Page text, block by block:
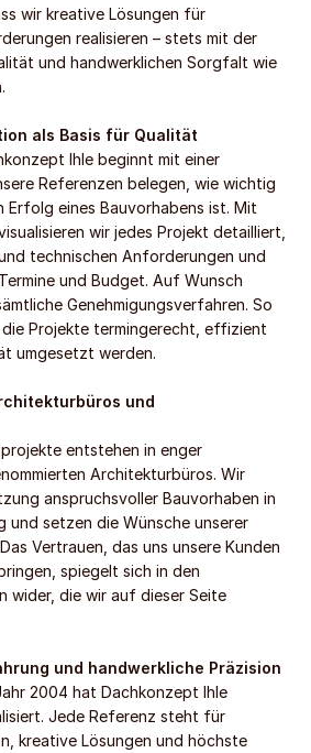
wir kreative Lösungen für
realisieren – stets mit der
und handwerklichen Sorgfalt wie
als Basis für Qualität
Ihle beginnt mit einer
Referenzen belegen, wie wichtig
eines Bauvorhabens ist. Mit
wir jedes Projekt detailliert,
technischen Anforderungen und
und Budget. Auf Wunsch
Genehmigungsverfahren. So
die Projekte termingerecht, effizient
umgesetzt werden.
und
entstehen in enger
Architekturbüros. Wir
anspruchsvoller Bauvorhaben in
und setzen die Wünsche unserer
Vertrauen, das uns unsere Kunden
spiegelt sich in den
wider, die wir auf dieser Seite
und handwerkliche Präzision
2004 hat Dachkonzept Ihle
Jede Referenz steht für
kreative Lösungen und höchste